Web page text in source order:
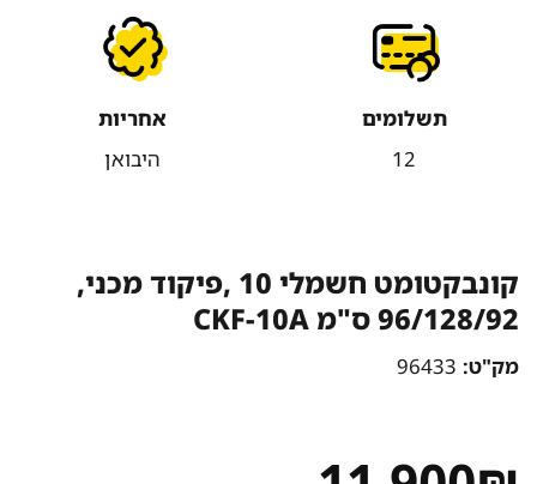
תשלומים
12
אחריות
היבואן
קונבקטומט חשמלי 10 ,פיקוד מכני,
96/128/92 ס"מ CKF-10A
מק"ט:96433